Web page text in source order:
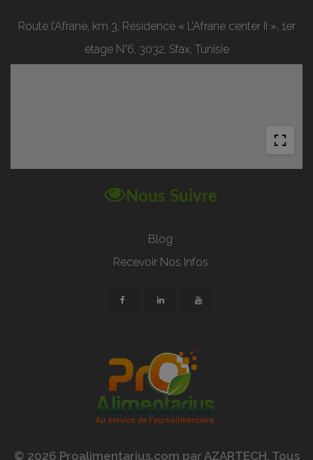
Route l’Afrane, km 3, Résidence « L’Afrane center II », 1er
étage N°6, 3032, Sfax, Tunisie
Nous Suivre
Blog
Recevoir Nos Infos
© 2026 Proalimentarius.com par AZARTECH. Tous